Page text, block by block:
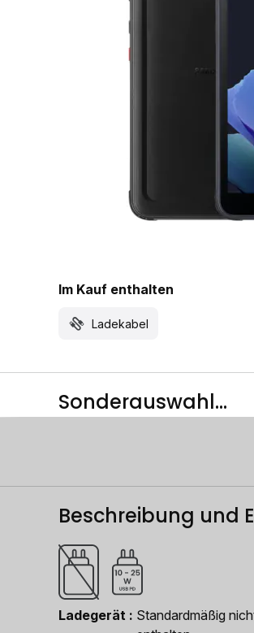
Im Kauf enthalten
Ladekabel
Sonderauswahl...
Beschreibung und
Ladegerät
Standardmäßig